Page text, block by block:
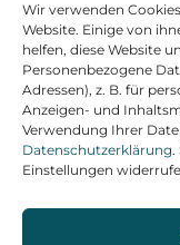
Wir verwenden
Website. Einige von
helfen, diese Website
Personenbezogene
Adressen), z. B. für
Anzeigen- und
Verwendung Ihrer
Datenschutzerklärung.
Einstellungen
Die
viele